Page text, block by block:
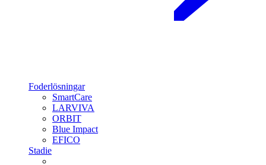
Foderlösningar
SmartCare
LARVIVA
ORBIT
Blue Impact
EFICO
Stadie